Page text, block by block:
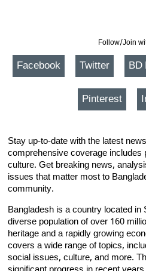
Follow/Join
Facebook Twitter BD
Pinterest
Stay up-to-date with the latest
comprehensive coverage
culture. Get breaking news,
issues that matter most to
community.
Bangladesh is a country located
diverse population of over 160
heritage and a rapidly growing
covers a wide range of topics,
social issues, culture, and more.